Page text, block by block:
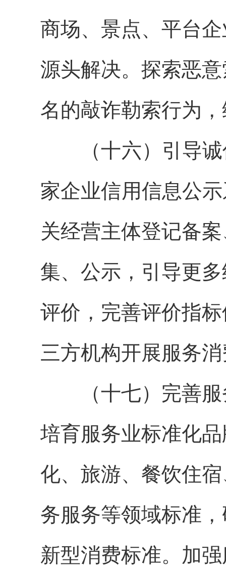
商场、景点、平台
源头解决。探索恶
名的敲诈勒索行为
（十六）引导诚
家企业信用信息公
关经营主体登记备
集、公示，引导更
评价，完善评价指
三方机构开展服务
（十七）完善服
培育服务业标准化
化、旅游、餐饮住
务服务等领域标准
新型消费标准。加